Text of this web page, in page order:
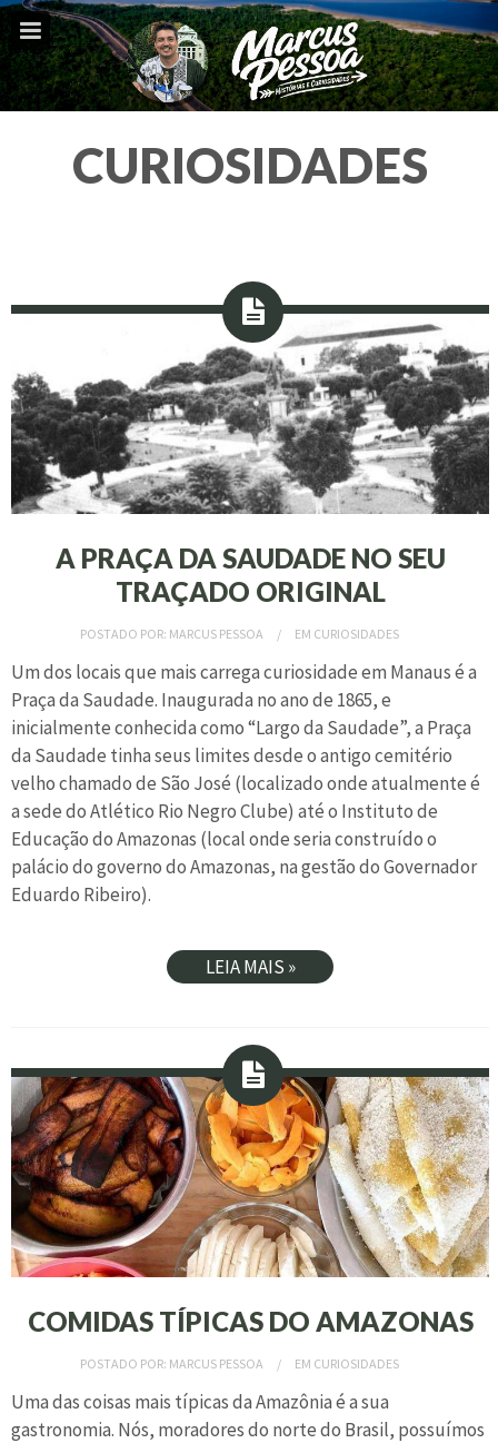
CURIOSIDADES
A PRAÇA DA SAUDADE NO SEU
TRAÇADO ORIGINAL
POSTADO POR: MARCUS PESSOA EM CURIOSIDADES
Um dos locais que mais carrega curiosidade em Manaus é a
Praça da Saudade. Inaugurada no ano de 1865, e
inicialmente conhecida como “Largo da Saudade”, a Praça
da Saudade tinha seus limites desde o antigo cemitério
velho chamado de São José (localizado onde atualmente é
a sede do Atlético Rio Negro Clube) até o Instituto de
Educação do Amazonas (local onde seria construído o
palácio do governo do Amazonas, na gestão do Governador
Eduardo Ribeiro).
LEIA MAIS »
COMIDAS TÍPICAS DO AMAZONAS
POSTADO POR: MARCUS PESSOA EM CURIOSIDADES
Uma das coisas mais típicas da Amazônia é a sua
gastronomia. Nós, moradores do norte do Brasil, possuímos